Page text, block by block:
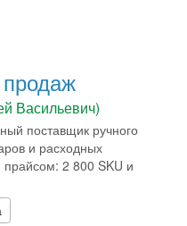
Васильевич)
поставщик ручного
и расходных
2 800 SKU и